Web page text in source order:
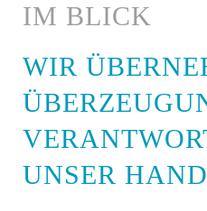
IM BLICK
WIR
UNSER